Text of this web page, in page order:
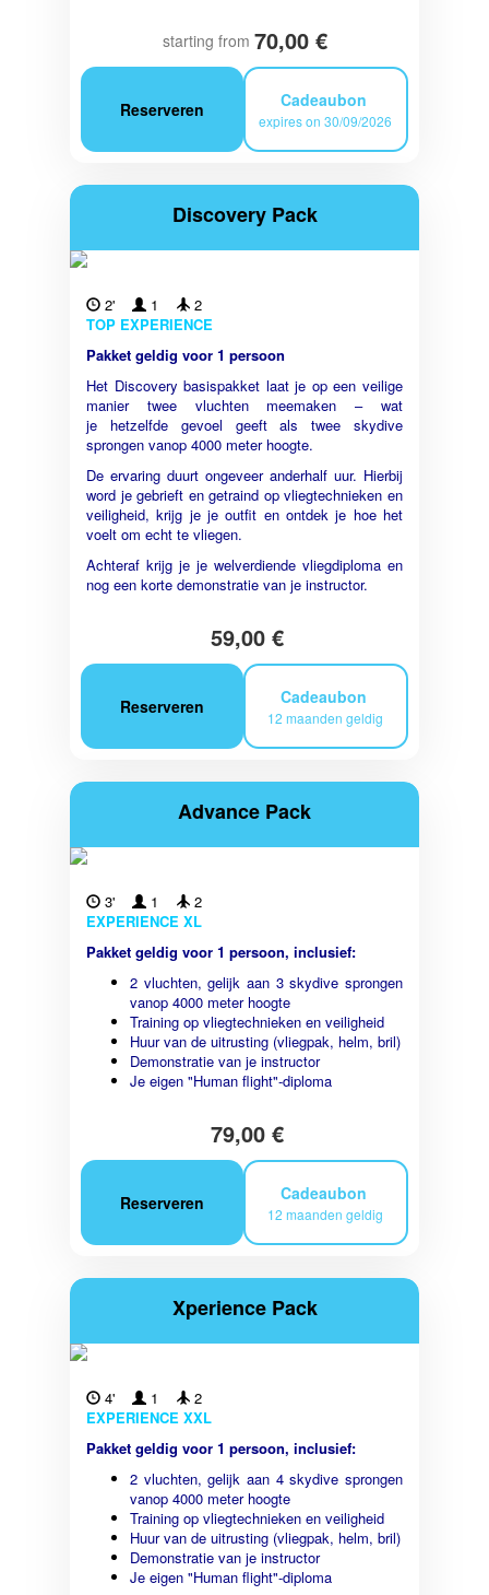
starting from 70,00 €
Reserveren Cadeaubon
expires on 30/09/2026
Discovery Pack
2' 1
2
TOP EXPERIENCE
Pakket geldig voor 1 persoon
Het Discovery basispakket laat je op een veilige
manier twee vluchten meemaken – wat
je hetzelfde gevoel geeft als twee skydive
sprongen vanop 4000 meter hoogte.
De ervaring duurt ongeveer anderhalf uur. Hierbij
word je gebrieft en getraind op vliegtechnieken en
veiligheid, krijg je je outfit en ontdek je hoe het
voelt om echt te vliegen.
Achteraf krijg je je welverdiende vliegdiploma en
nog een korte demonstratie van je instructor.
59,00 €
Reserveren Cadeaubon
12 maanden geldig
Advance Pack
3' 1
2
EXPERIENCE XL
Pakket geldig voor 1 persoon, inclusief:
2 vluchten, gelijk aan 3 skydive sprongen
vanop 4000 meter hoogte
Training op vliegtechnieken en veiligheid
Huur van de uitrusting (vliegpak, helm, bril)
Demonstratie van je instructor
Je eigen "Human flight"-diploma
79,00 €
Reserveren Cadeaubon
12 maanden geldig
Xperience Pack
4' 1
2
EXPERIENCE XXL
Pakket geldig voor 1 persoon, inclusief:
2 vluchten, gelijk aan 4 skydive sprongen
vanop 4000 meter hoogte
Training op vliegtechnieken en veiligheid
Huur van de uitrusting (vliegpak, helm, bril)
Demonstratie van je instructor
Je eigen "Human flight"-diploma